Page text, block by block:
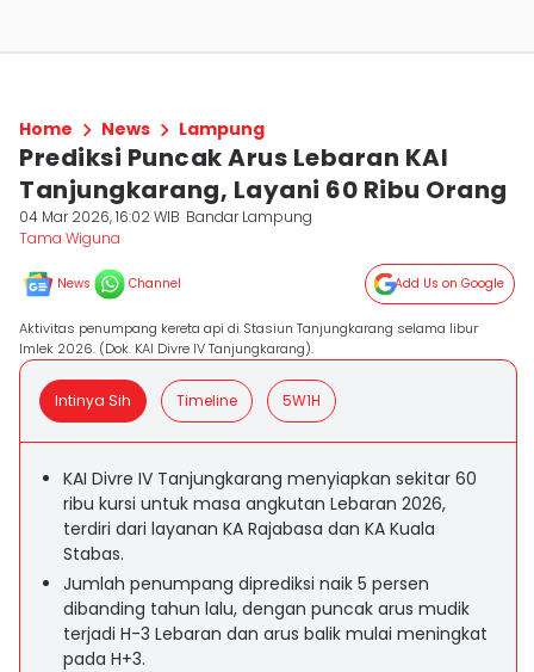
Home News Lampung
Prediksi Puncak Arus Lebaran KAI
Tanjungkarang, Layani 60 Ribu Orang
04 Mar 2026, 16:02 WIB Bandar Lampung
Tama Wiguna
News Channel Add Us on Google
Aktivitas penumpang kereta api di Stasiun Tanjungkarang selama libur
Imlek 2026. (Dok. KAI Divre IV Tanjungkarang).
Intinya Sih Timeline 5W1H
KAI Divre IV Tanjungkarang menyiapkan sekitar 60
ribu kursi untuk masa angkutan Lebaran 2026,
terdiri dari layanan KA Rajabasa dan KA Kuala
Stabas.
Jumlah penumpang diprediksi naik 5 persen
dibanding tahun lalu, dengan puncak arus mudik
terjadi H-3 Lebaran dan arus balik mulai meningkat
pada H+3.